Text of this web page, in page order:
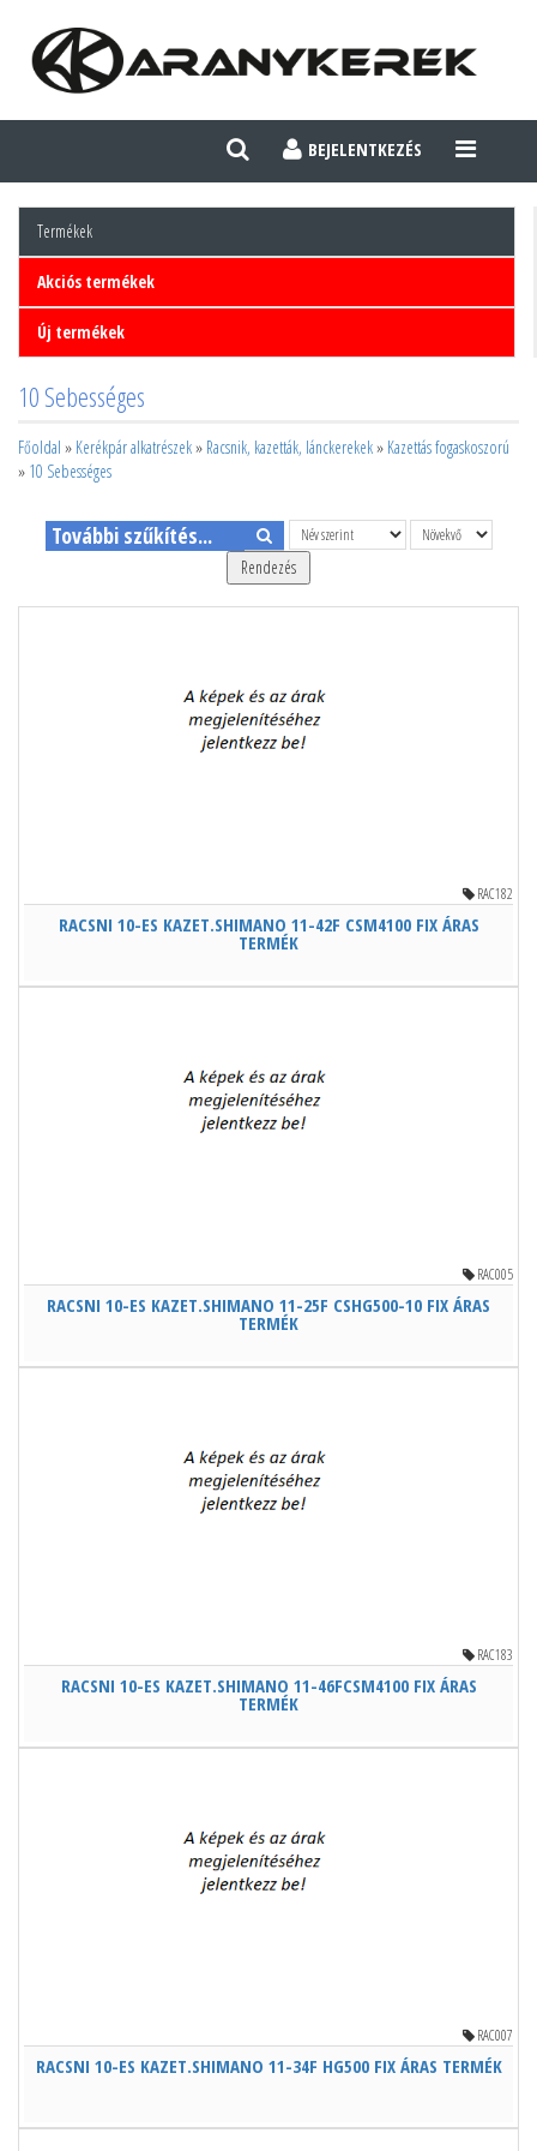
BEJELENTKEZÉS
TOGGLE
Termékek
Akciós termékek
Új termékek
10 Sebességes
Főoldal » Kerékpár alkatrészek» Racsnik, kazetták, lánckerekek» Kazettás fogaskoszorú
» 10 Sebességes
Rendezés
RAC182
RACSNI 10-ES KAZET.SHIMANO 11-42F CSM4100 FIX ÁRAS
TERMÉK
RAC005
RACSNI 10-ES KAZET.SHIMANO 11-25F CSHG500-10 FIX ÁRAS
TERMÉK
RAC183
RACSNI 10-ES KAZET.SHIMANO 11-46FCSM4100 FIX ÁRAS
TERMÉK
RAC007
RACSNI 10-ES KAZET.SHIMANO 11-34F HG500 FIX ÁRAS TERMÉK